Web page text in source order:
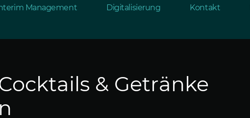
Management Digitalisierung Kontakt
& Getränke